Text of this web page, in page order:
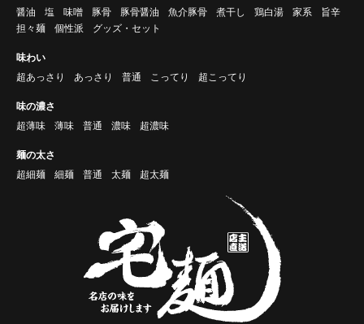
醤油
塩 味噌 豚骨 豚骨醤油 魚介豚骨 煮干し 鶏白湯 家系
旨辛
担々麺
個性派 グッズ・セット
味わい
超あっさり
あっさり 普通 こってり 超こってり
味の濃さ
超薄味
薄味 普通 濃味 超濃味
麺の太さ
超細麺
細麺 普通 太麺 超太麺